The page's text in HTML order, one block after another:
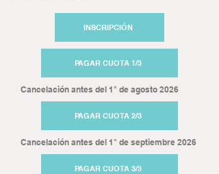
INSCRIPCIÓN
PAGAR CUOTA 1/3
Cancelación antes del 1° de agosto 2026
PAGAR CUOTA 2/3
Cancelación antes del 1° de septiembre 2026
PAGAR CUOTA 3/3